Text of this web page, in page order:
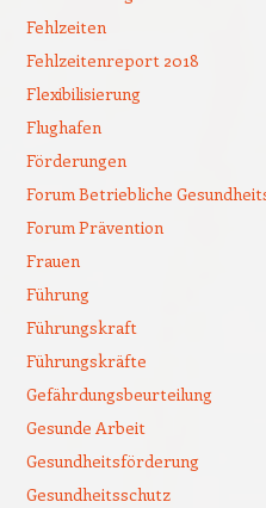
Fehlzeiten
Fehlzeitenreport 2018
Flexibilisierung
Flughafen
Förderungen
Forum Betriebliche
Forum Prävention
Frauen
Führung
Führungskraft
Führungskräfte
Gefährdungsbeurteilung
Gesunde Arbeit
Gesundheitsförderung
Gesundheitsschutz